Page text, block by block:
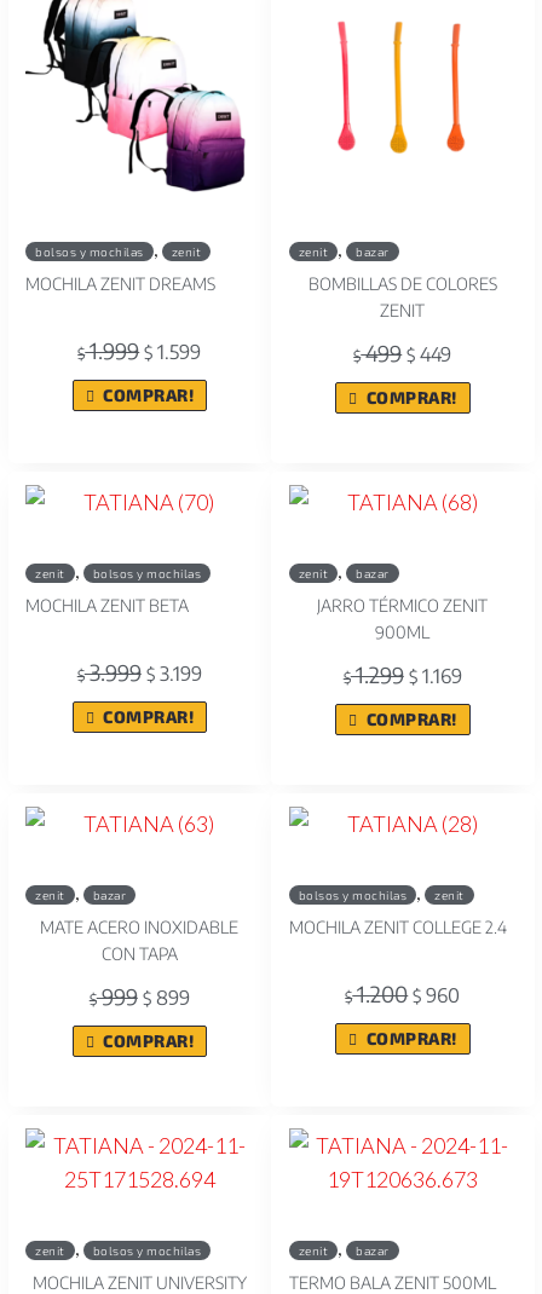
bolsos y mochilas , zenit
MOCHILA ZENIT DREAMS
$1.999 $ 1.599
COMPRAR!
zenit , bazar
BOMBILLAS DE COLORES
ZENIT
$499 $ 449
COMPRAR!
zenit , bolsos y mochilas
MOCHILA ZENIT BETA
$3.999 $3.199
COMPRAR!
zenit , bazar
JARRO TÉRMICO ZENIT
900ML
$1.299 $1.169
COMPRAR!
zenit , bazar
MATE ACERO INOXIDABLE
CON TAPA
$999 $899
COMPRAR!
bolsos y mochilas , zenit
MOCHILA ZENIT COLLEGE 2.4
$1.200 $ 960
COMPRAR!
zenit , bolsos y mochilas
MOCHILA ZENIT UNIVERSITY
zenit , bazar
TERMO BALA ZENIT 500ML